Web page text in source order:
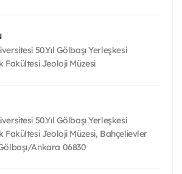
50.Yıl Gölbaşı Yerleşkesi
Fakültesi Jeoloji Müzesi
50.Yıl Gölbaşı Yerleşkesi
Fakültesi Jeoloji Müzesi, Bahçelievler
Ankara 06830